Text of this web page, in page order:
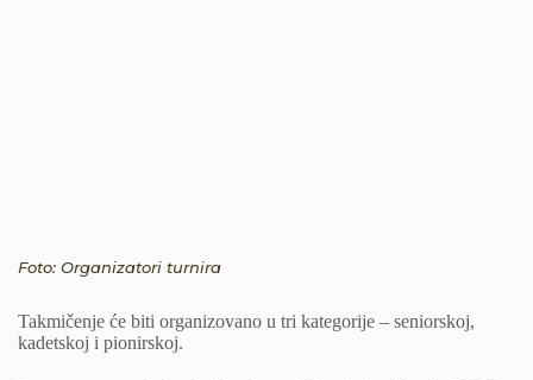
Foto: Organizatori turnira
Takmičenje će biti organizovano u tri kategorije – seniorskoj,
kadetskoj i pionirskoj.